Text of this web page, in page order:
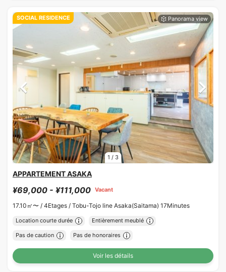
1 / 3
SOCIAL RESIDENCE
APPARTEMENT ASAKA
¥69,000 - ¥111,000 Vacant
17.10㎡〜 / 4Etages / Tobu-Tojo line Asaka(Saitama) 17Minutes
Location courte durée Entièrement meublé
Pas de caution Pas de honoraires
Voir les détails